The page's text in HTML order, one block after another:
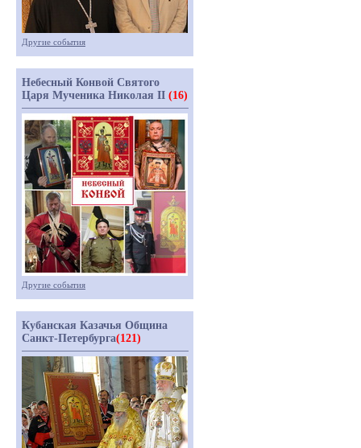
Другие события
Небесный Конвой Святого
Царя Мученика Николая II (16)
Другие события
Кубанская Казачья Община
Санкт-Петербурга(121)